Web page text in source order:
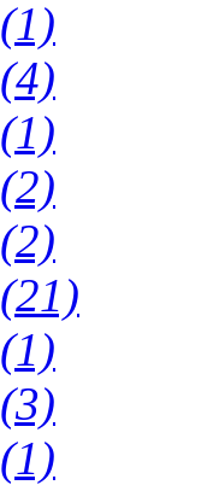
(1)
(4)
(1)
(2)
(2)
(21)
(1)
(3)
(1)